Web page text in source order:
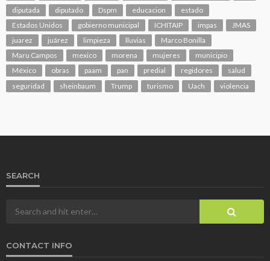
diputada
diputado Dspm educacion
estado
Estados Unidos
gobierno municipal ICHITAIP impas
JMAS
juarez
juárez limpieza lluvias
Marco Bonilla
Maru Campos
mexico morena mujeres
municipio
México
obras paam pan predial regidores
salud
seguridad
sheinbaum Trump turismo Uach violencia
SEARCH
CONTACT INFO